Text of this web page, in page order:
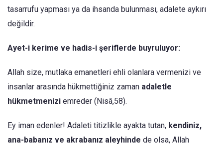
tasarrufu yapması ya da ihsanda bulun­ması, adalete aykırı
değildir.
Ayet-i kerime ve hadis-i şeriflerde buyruluyor:
Allah size, mutlaka emanetleri ehli olanlara vermenizi ve
insanlar arasında hükmettiğiniz zaman adaletle
hükmetmenizi emreder (Nisâ,58).
Ey iman edenler! Adaleti titizlikle ayakta tutan, kendiniz,
ana-babanız ve akrabanız aleyhinde de olsa, Allah